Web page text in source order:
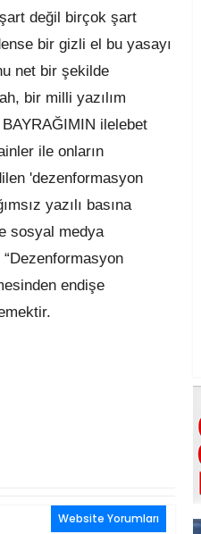
şart değil birçok şart
bir gizli el bu yasayı
net bir şekilde
bir milli yazılım
ilelebet
ile onların
'dezenformasyon
yazılı basına
sosyal medya
endişe
Website Yorumları